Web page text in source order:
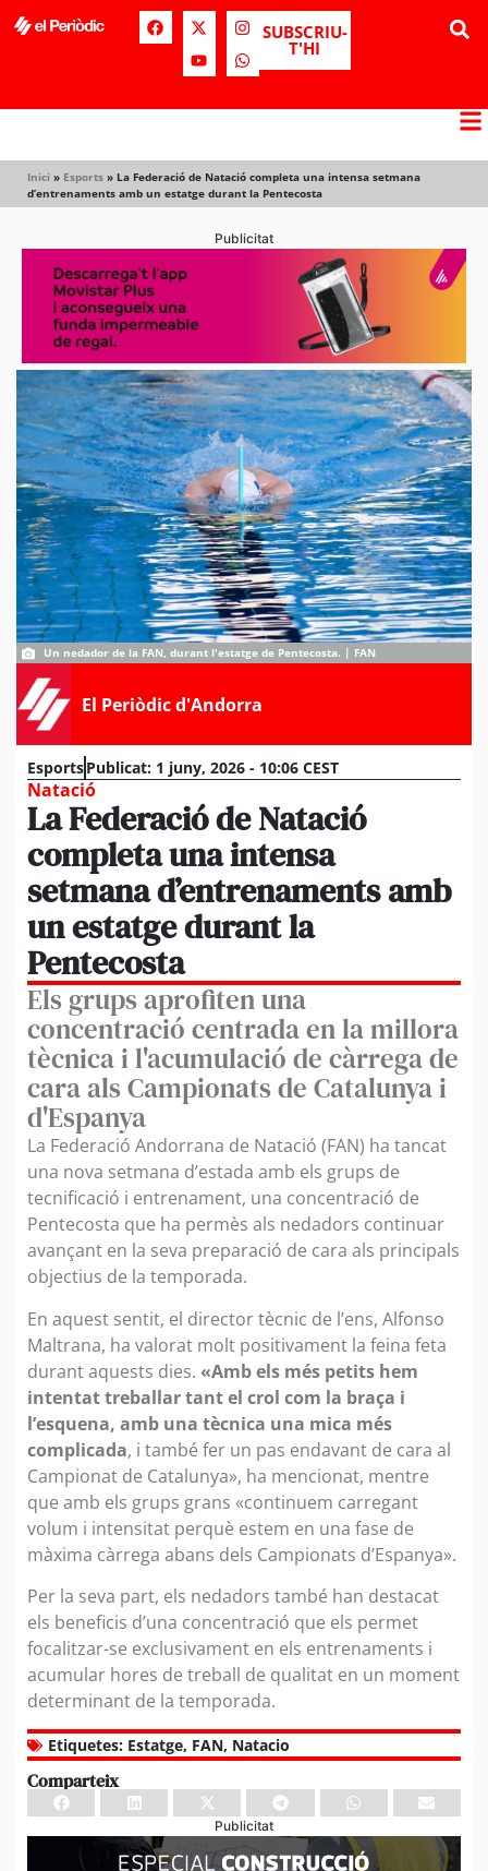
SUBSCRIU-
T'HI
Inici » Esports » La Federació de Natació completa una intensa setmana
d’entrenaments amb un estatge durant la Pentecosta
Publicitat
Un nedador de la FAN, durant l'estatge de Pentecosta. | FAN
El Periòdic d'Andorra
EsportsPublicat: 1 juny, 2026 - 10:06 CEST
Natació
La Federació de Natació
completa una intensa
setmana d’entrenaments amb
un estatge durant la
Pentecosta
Els grups aprofiten una
concentració centrada en la millora
tècnica i l'acumulació de càrrega de
cara als Campionats de Catalunya i
d'Espanya
La Federació Andorrana de Natació (FAN) ha tancat
una nova setmana d’estada amb els grups de
tecnificació i entrenament, una concentració de
Pentecosta que ha permès als nedadors continuar
avançant en la seva preparació de cara als principals
objectius de la temporada.
En aquest sentit, el director tècnic de l’ens, Alfonso
Maltrana, ha valorat molt positivament la feina feta
durant aquests dies. «Amb els més petits hem
intentat treballar tant el crol com la braça i
l’esquena, amb una tècnica una mica més
complicada, i també fer un pas endavant de cara al
Campionat de Catalunya», ha mencionat, mentre
que amb els grups grans «continuem carregant
volum i intensitat perquè estem en una fase de
màxima càrrega abans dels Campionats d’Espanya».
Per la seva part, els nedadors també han destacat
els beneficis d’una concentració que els permet
focalitzar-se exclusivament en els entrenaments i
acumular hores de treball de qualitat en un moment
determinant de la temporada.
Etiquetes: Estatge, FAN, Natacio
Comparteix
Publicitat